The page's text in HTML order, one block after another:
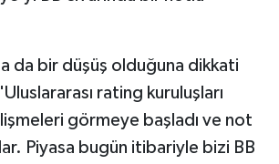
da bir düşüş olduğuna dikkati
rating kuruluşları
görmeye başladı ve not
Piyasa bugün itibariyle bizi BB